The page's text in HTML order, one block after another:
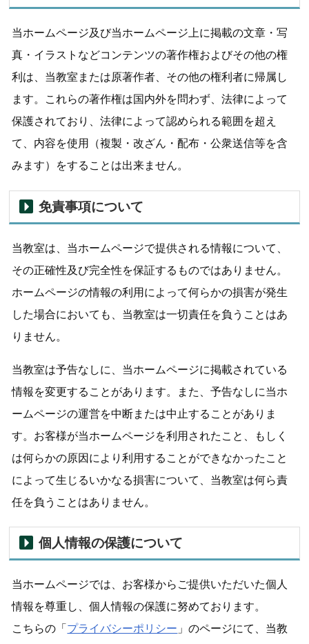
当ホームページ及び当ホームページ上に掲載の文章・写
真・イラストなどコンテンツの著作権およびその他の権
利は、当教室または原著作者、その他の権利者に帰属し
ます。これらの著作権は国内外を問わず、法律によって
保護されており、法律によって認められる範囲を超え
て、内容を使用（複製・改ざん・配布・公衆送信等を含
みます）をすることは出来ません。
免責事項について
当教室は、当ホームページで提供される情報について、
その正確性及び完全性を保証するものではありません。
ホームページの情報の利用によって何らかの損害が発生
した場合においても、当教室は一切責任を負うことはあ
りません。
当教室は予告なしに、当ホームページに掲載されている
情報を変更することがあります。また、予告なしに当ホ
ームページの運営を中断または中止することがありま
す。お客様が当ホームページを利用されたこと、もしく
は何らかの原因により利用することができなかったこと
によって生じるいかなる損害について、当教室は何ら責
任を負うことはありません。
個人情報の保護について
当ホームページでは、お客様からご提供いただいた個人
情報を尊重し、個人情報の保護に努めております。
こちらの「 プライバシーポリシー 」のページにて、当教